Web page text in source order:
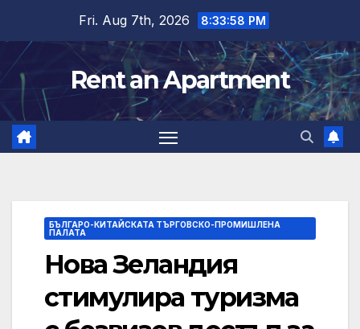
content
Fri. Aug 7th, 2026 8:33:59 PM
Rent an Apartment
БЪЛГАРО-КИТАЙСКАТА ТЪРГОВСКО-ПРОМИШЛЕНА
ПАЛАТА
Нова Зеландия
стимулира туризма